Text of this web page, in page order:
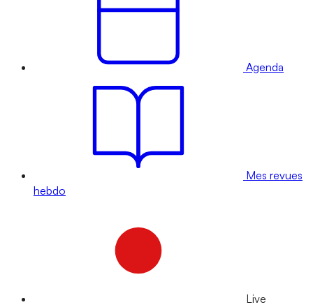
Agenda
Mes revues
hebdo
Live